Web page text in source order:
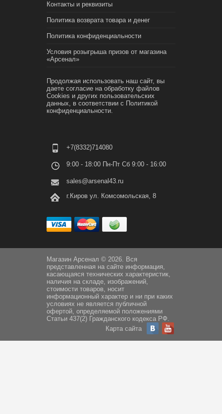
Контакты и реквизиты
Политика возврата товара и денег
Политика конфиденциальности
Условия розыгрыша призов от магазина
«Арсенал»
Продолжая использовать наш сайт, вы
даете согласие на обработку файлов
Cookies и других пользовательских
данных, в соответствии с Политикой
конфиденциальности.
+7(8332)714080
9:00 - 18:00 Пн-Пт Сб 9:00 - 16:00
sales@arsenal43.ru
г.Киров ул. Комсомольская, 8
Магазин Арсенал © 2026. Вся
представленная на сайте информация,
касающаяся технических характеристик,
наличия на складе, изображений,
стоимости товаров, носит
информационный характер и ни при каких
условиях не является публичной
офертой, определяемой положениями
Статьи 437(2) Гражданского кодекса РФ.
Карта сайта